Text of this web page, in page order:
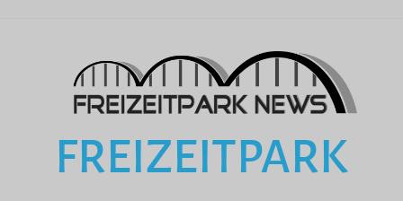
FREIZEITPARK